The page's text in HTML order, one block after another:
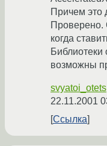
Причем это
Проверено.
когда
Библиотеки
возможны
svyatoi_otets
22.11.2001
Ссылка